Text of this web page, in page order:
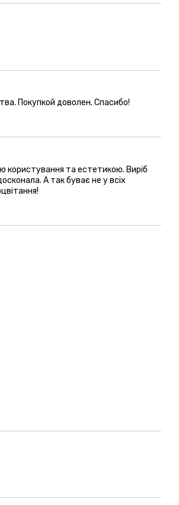
Покупкой доволен. Спасибо!
користування та естетикою. Виріб
А так буває не у всіх